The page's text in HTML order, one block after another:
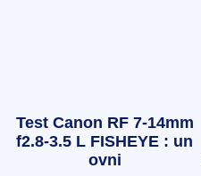
Test Canon RF 7-14mm
f2.8-3.5 L FISHEYE : un
ovni